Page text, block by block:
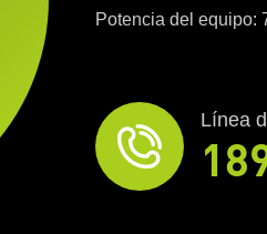
Potencia del equipo:
Línea